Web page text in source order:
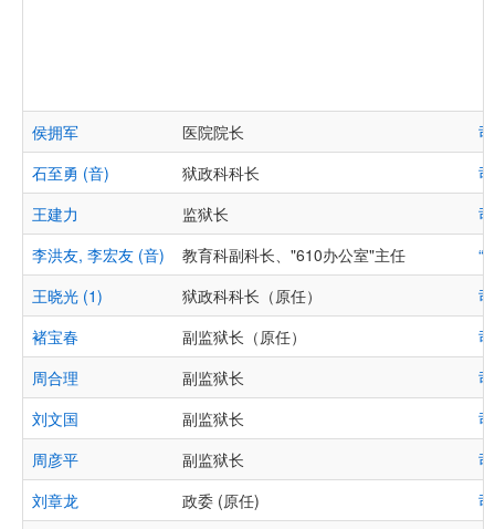
侯拥军 医院院长
石至勇 (音)
狱政科科长
王建力
监狱长
李洪友, 李宏友 (音)
教育科副科长、"610办公室"主任
王晓光 (1)
狱政科科长（原任）
褚宝春
副监狱长（原任）
周合理
副监狱长
刘文国
副监狱长
周彦平
副监狱长
刘章龙
政委 (原任)